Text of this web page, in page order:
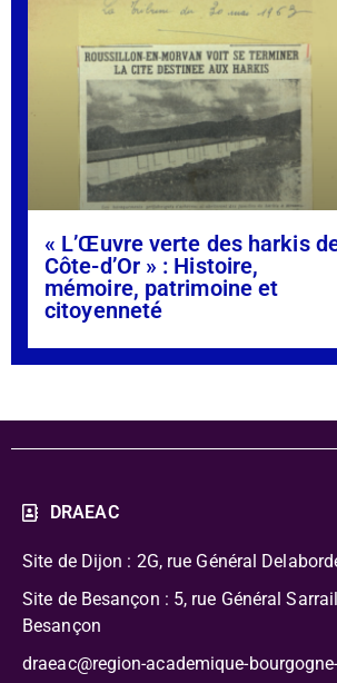
« L’Œuvre verte des harkis
Côte-d’Or » : Histoire,
mémoire, patrimoine et
citoyenneté
DRAEAC
Site de Dijon : 2G, rue Général
Site de Besançon : 5, rue Général
Besançon
draeac@region-academique-